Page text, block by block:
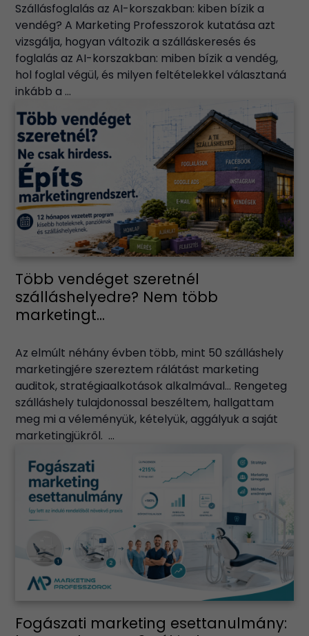
Szállásfoglalás az AI-korszakban: kiben bízik a
vendég? A Marketing Professzorok kutatása azt
vizsgálja, hogyan változik a szálláskeresés és
foglalás az AI-korszakban: miben bízik a vendég,
hol foglal végül, és milyen feltételekkel választaná
inkább a ...
Több vendéget szeretnél
szálláshelyedre? Nem több
marketingt...
Az elmúlt néhány évben több, mint 50 szálláshely
marketingjére szereztem rálátást marketing
auditok, stratégiaalkotások alkalmával… Rengeteg
szálláshely tulajdonossal beszéltem, hallgattam
meg mi a véleményük, kételyük, aggályuk a saját
marketingjükről. ...
Fogászati marketing esettanulmány: